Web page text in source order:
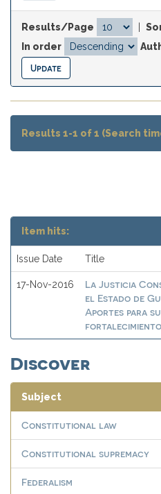
Results/Page
In order
Results 1-1 of 1 (Search
Item hits:
Issue Date Title
17-Nov-2016
La Justicia
el Estado de
Aportes para su
fortalecimiento
Discover
Subject
Constitutional law
Constitutional supremacy
Federalism